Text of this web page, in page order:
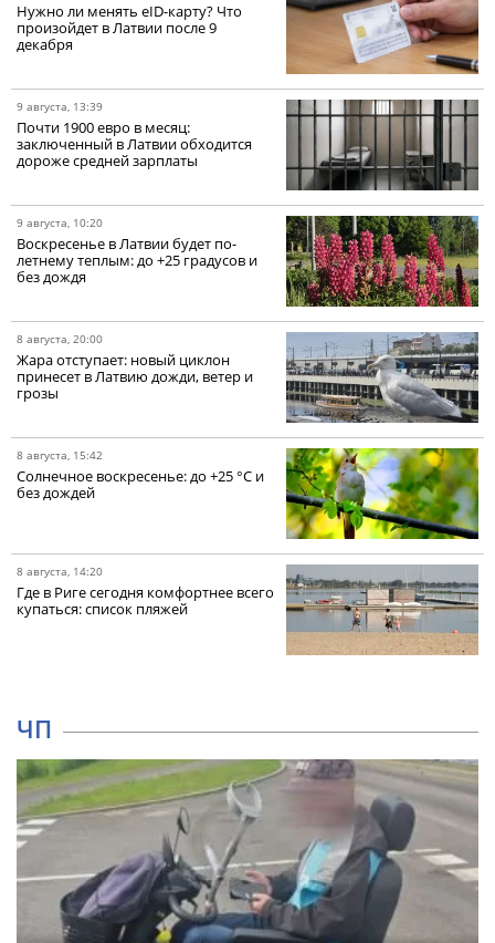
Нужно ли менять eID-карту? Что
произойдет в Латвии после 9
декабря
9 августа, 13:39
Почти 1900 евро в месяц:
заключенный в Латвии обходится
дороже средней зарплаты
9 августа, 10:20
Воскресенье в Латвии будет по-
летнему теплым: до +25 градусов и
без дождя
8 августа, 20:00
Жара отступает: новый циклон
принесет в Латвию дожди, ветер и
грозы
8 августа, 15:42
Солнечное воскресенье: до +25 °C и
без дождей
8 августа, 14:20
Где в Риге сегодня комфортнее всего
купаться: список пляжей
ЧП